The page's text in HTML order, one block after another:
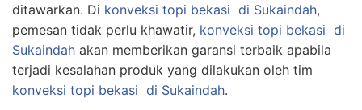
ditawarkan. Di konveksi topi bekasi di Sukaindah,
pemesan tidak perlu khawatir, konveksi topi bekasi di
Sukaindah akan memberikan garansi terbaik apabila
terjadi kesalahan produk yang dilakukan oleh tim
konveksi topi bekasi di Sukaindah.